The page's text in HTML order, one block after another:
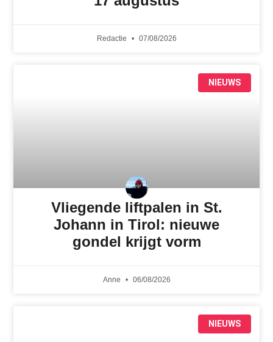
Redactie 07/08/2026
NIEUWS
Vliegende liftpalen in St.
Johann in Tirol: nieuwe
gondel krijgt vorm
Anne 06/08/2026
NIEUWS